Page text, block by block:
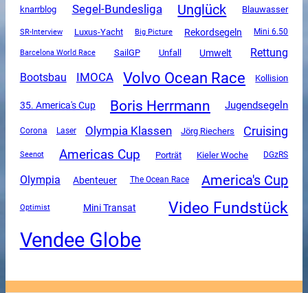
knarrblog Segel-Bundesliga Unglück Blauwasser
SR-Interview Luxus-Yacht Big Picture Rekordsegeln Mini 6.50
Barcelona World Race SailGP Unfall Umwelt Rettung
Bootsbau IMOCA Volvo Ocean Race Kollision
35. America's Cup Boris Herrmann Jugendsegeln
Corona Laser Olympia Klassen Jörg Riechers Cruising
Seenot Americas Cup Porträt Kieler Woche DGzRS
Olympia Abenteuer The Ocean Race America's Cup
Optimist Mini Transat Video Fundstück
Vendee Globe